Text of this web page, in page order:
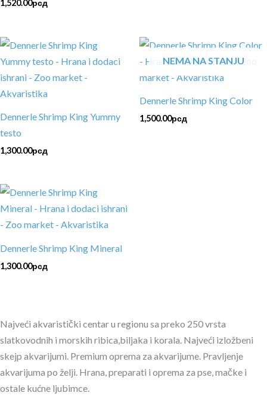
1,520.00рсд
Dennerle Shrimp King Yummy
testo
1,300.00рсд
NEMA NA STANJU
Dennerle Shrimp King Color
1,500.00рсд
Dennerle Shrimp King Mineral
1,300.00рсд
Najveći akvaristički centar u regionu sa preko 250 vrsta
slatkovodnih i morskih ribica,biljaka i korala. Najveći izložbeni
skejp akvarijumi. Premium oprema za akvarijume. Pravljenje
akvarijuma po želji. Hrana, preparati i oprema za pse, mačke i
ostale kućne ljubimce.